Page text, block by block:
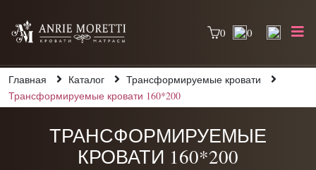
0 0
Главная Каталог
Трансформируемые кровати
Трансформируемые кровати 160*200
ТРАНСФОРМИРУЕМЫЕ
КРОВАТИ 160*200